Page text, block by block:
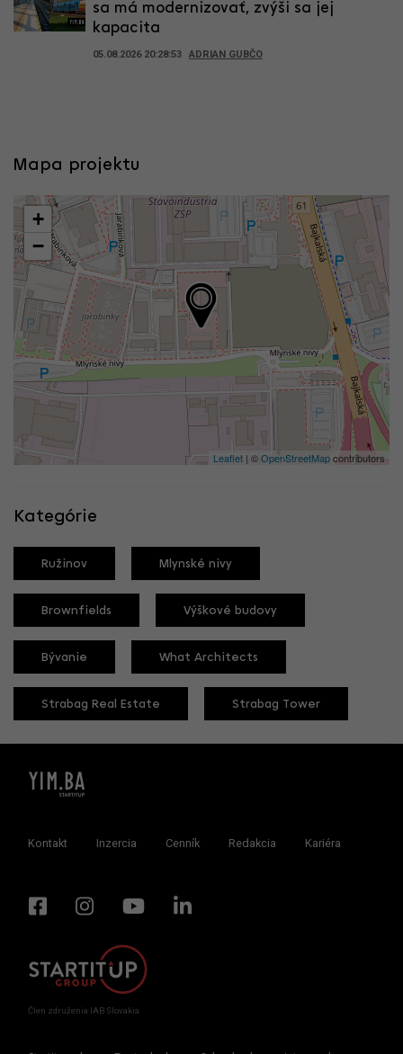
sa má modernizovať, zvýši sa jej
kapacita
05.08.2026 20:28:53 ADRIAN GUBČO
Mapa projektu
+
−
Leaflet | ©OpenStreetMapcontributors
Kategórie
Ružinov Mlynské nivy
Brownfields Výškové budovy
Bývanie What Architects
Strabag Real Estate Strabag Tower
Kontakt Inzercia Cenník Redakcia Kariéra
Člen združenia IAB Slovakia